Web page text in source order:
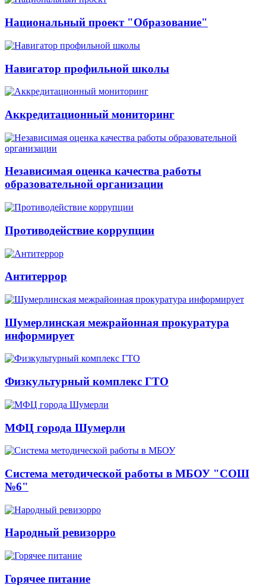
Национальный проект "Образование"
Навигатор профильной школы
Аккредитационный мониторинг
Независимая оценка качества работы
образовательной организации
Противодействие коррупции
Антитеррор
Шумерлинская межрайонная прокуратура
информирует
Физкультурный комплекс ГТО
МФЦ города Шумерли
Система методической работы в МБОУ "СОШ
№6"
Народный ревизорро
Горячее питание